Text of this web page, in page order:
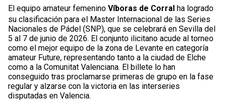
El equipo amateur femenino Víboras de Corral ha logrado
su clasificación para el Master Internacional de las Series
Nacionales de Pádel (SNP), que se celebrará en Sevilla del
5 al 7 de junio de 2026. El conjunto ilicitano acude al torneo
como el mejor equipo de la zona de Levante en categoría
amateur Future, representando tanto a la ciudad de Elche
como a la Comunitat Valenciana. El billete lo han
conseguido tras proclamarse primeras de grupo en la fase
regular y alzarse con la victoria en las interseries
disputadas en Valencia.